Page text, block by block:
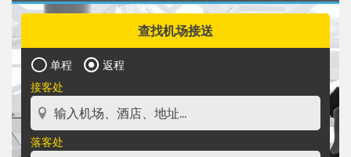
查找机场接送
单程
返程
接客处
落客处